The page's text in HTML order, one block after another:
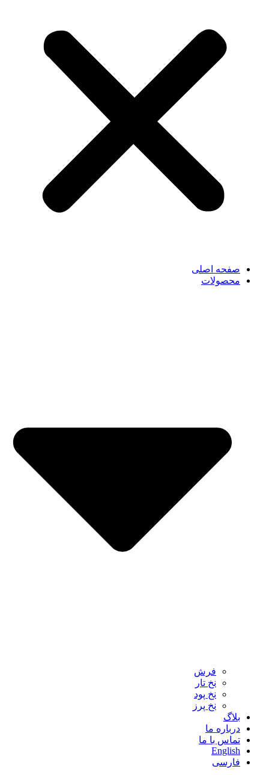
صفحه اصلی
محصولات
فرش‌
نخ‌ تار
نخ‌ پود
نخ‌ پرز
بلاگ
درباره ما
تماس با ما
English
فارسی